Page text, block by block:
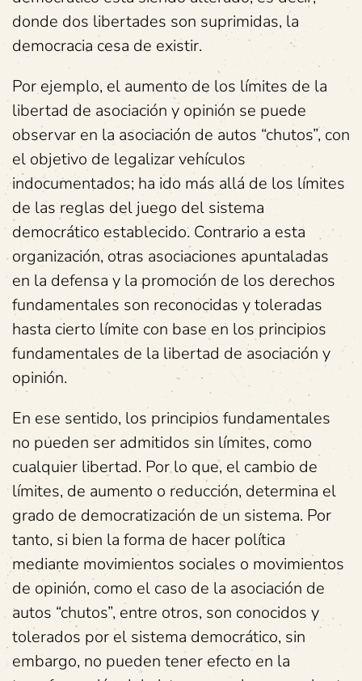
donde dos libertades son suprimidas, la
democracia cesa de existir.
Por ejemplo, el aumento de los límites de la
libertad de asociación y opinión se puede
observar en la asociación de autos “chutos”, con
el objetivo de legalizar vehículos
indocumentados; ha ido más allá de los límites
de las reglas del juego del sistema
democrático establecido. Contrario a esta
organización, otras asociaciones apuntaladas
en la defensa y la promoción de los derechos
fundamentales son reconocidas y toleradas
hasta cierto límite con base en los principios
fundamentales de la libertad de asociación y
opinión.
En ese sentido, los principios fundamentales
no pueden ser admitidos sin límites, como
cualquier libertad. Por lo que, el cambio de
límites, de aumento o reducción, determina el
grado de democratización de un sistema. Por
tanto, si bien la forma de hacer política
mediante movimientos sociales o movimientos
de opinión, como el caso de la asociación de
autos “chutos”, entre otros, son conocidos y
tolerados por el sistema democrático, sin
embargo, no pueden tener efecto en la